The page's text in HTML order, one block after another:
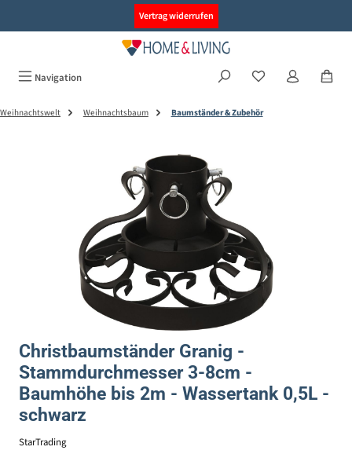
Vertrag widerrufen
Navigation
Weihnachtswelt Weihnachtsbaum Baumständer & Zubehör
Christbaumständer Granig -
Stammdurchmesser 3-8cm -
Baumhöhe bis 2m - Wassertank 0,5L -
schwarz
StarTrading